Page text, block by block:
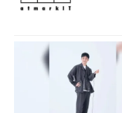
は大騒ぎになるだろう
配布されず、Microsoft
のみでした。現在（筆
は）、上記の前半の「
される」という記述は